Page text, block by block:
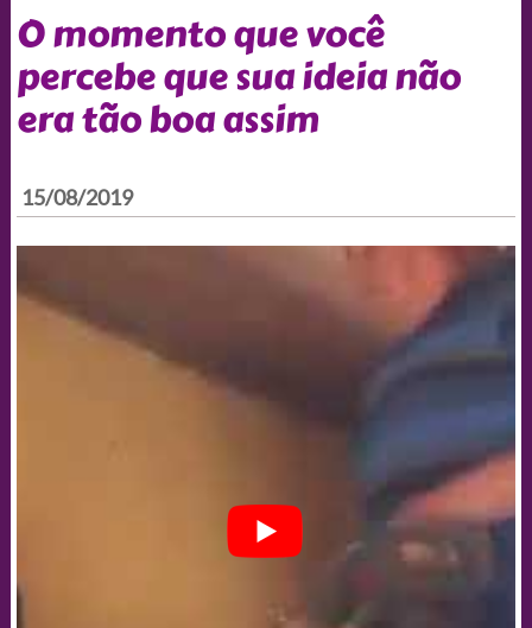
O momento que você
percebe que sua ideia não
era tão boa assim
15/08/2019